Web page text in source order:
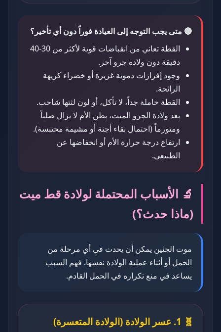
🔴 متى يجب التوجه إلى العيادة فوراً دون أي تأخير؟
القطة تعاني من انقباضات قوية لأكثر من 30-40
دقيقة دون ولادة جرو آخر.
وجود إفرازات دموية غزيرة أو خضراء كريهة
الرائحة.
القطة خاملة جداً، لا تأكل، أو لون لثتها شاحب.
بعد ولادة الجرو الميت، بطن الأم لا يزال صلباً
ومتورماً (احتمال بقاء أجنة أو مشيمة محتبسة).
ارتفاع درجة حرارة الأم أو انخفاضها عن
الطبيعي.
🔬 الأسباب المحتملة لولادة قط ميت
(ماذا حدث؟)
موت الجنين يمكن أن يحدث في أي مرحلة من
الحمل أو أثناء عملية الولادة نفسها. فهم السبب
يساعد في منع تكراره في الحمل القادم.
🧬 1. عسر الولادة (الولادة المتعسرة)